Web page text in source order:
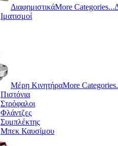
ΔιαφημιστικάMore Categories...
Ιματισμοί
Μέρη KινητήραMore
Πιστόνια
Στρόφαλοι
Φλάντζες
Συμπλέκτης
Μπεκ Καυσίμου